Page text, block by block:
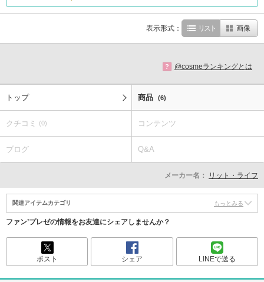
表示形式： リスト 画像
? @cosmeランキングとは
トップ 商品 (6)
クチコミ (0) コンテンツ
ブログ Q&A
メーカー名： リット・ライフ
関連アイテムカテゴリ もっとみる
ファン’プレゼの情報をお友達にシェアしませんか？
ポスト シェア LINEで送る